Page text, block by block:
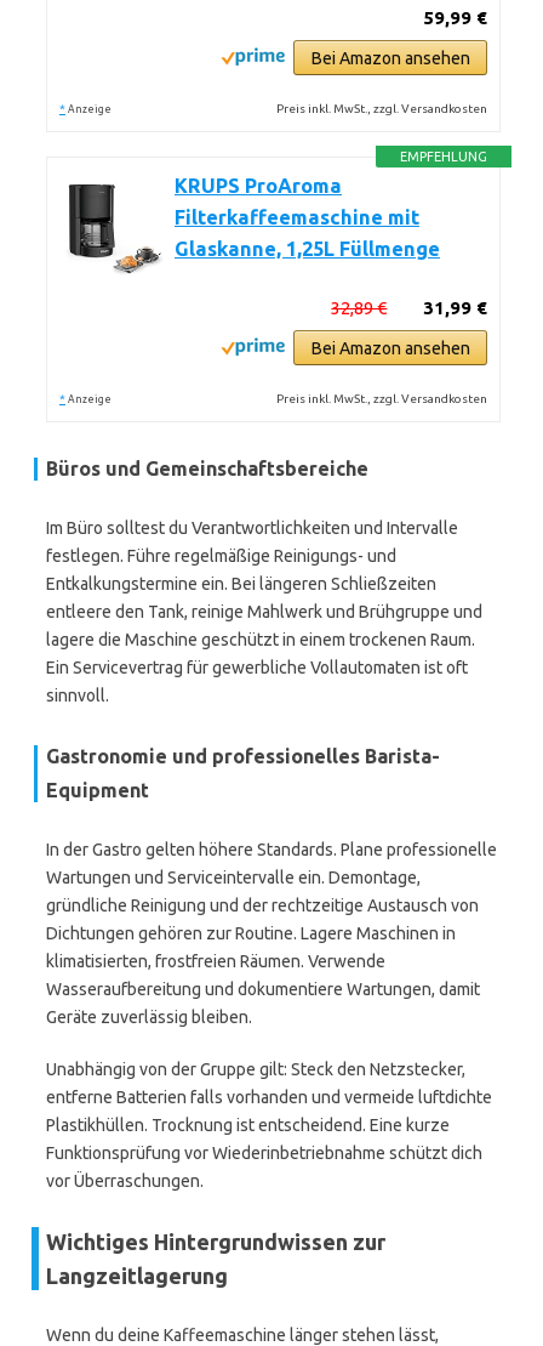
59,99 €
Bei Amazon ansehen
* Anzeige Preis inkl. MwSt., zzgl. Versandkosten
EMPFEHLUNG
KRUPS ProAroma
Filterkaffeemaschine mit
Glaskanne, 1,25L Füllmenge
31,99 €
32,89 €
Bei Amazon ansehen
* Anzeige Preis inkl. MwSt., zzgl. Versandkosten
Büros und Gemeinschaftsbereiche
Im Büro solltest du Verantwortlichkeiten und Intervalle
festlegen. Führe regelmäßige Reinigungs- und
Entkalkungstermine ein. Bei längeren Schließzeiten
entleere den Tank, reinige Mahlwerk und Brühgruppe und
lagere die Maschine geschützt in einem trockenen Raum.
Ein Servicevertrag für gewerbliche Vollautomaten ist oft
sinnvoll.
Gastronomie und professionelles Barista-
Equipment
In der Gastro gelten höhere Standards. Plane professionelle
Wartungen und Serviceintervalle ein. Demontage,
gründliche Reinigung und der rechtzeitige Austausch von
Dichtungen gehören zur Routine. Lagere Maschinen in
klimatisierten, frostfreien Räumen. Verwende
Wasseraufbereitung und dokumentiere Wartungen, damit
Geräte zuverlässig bleiben.
Unabhängig von der Gruppe gilt: Steck den Netzstecker,
entferne Batterien falls vorhanden und vermeide luftdichte
Plastikhüllen. Trocknung ist entscheidend. Eine kurze
Funktionsprüfung vor Wiederinbetriebnahme schützt dich
vor Überraschungen.
Wichtiges Hintergrundwissen zur
Langzeitlagerung
Wenn du deine Kaffeemaschine länger stehen lässt,